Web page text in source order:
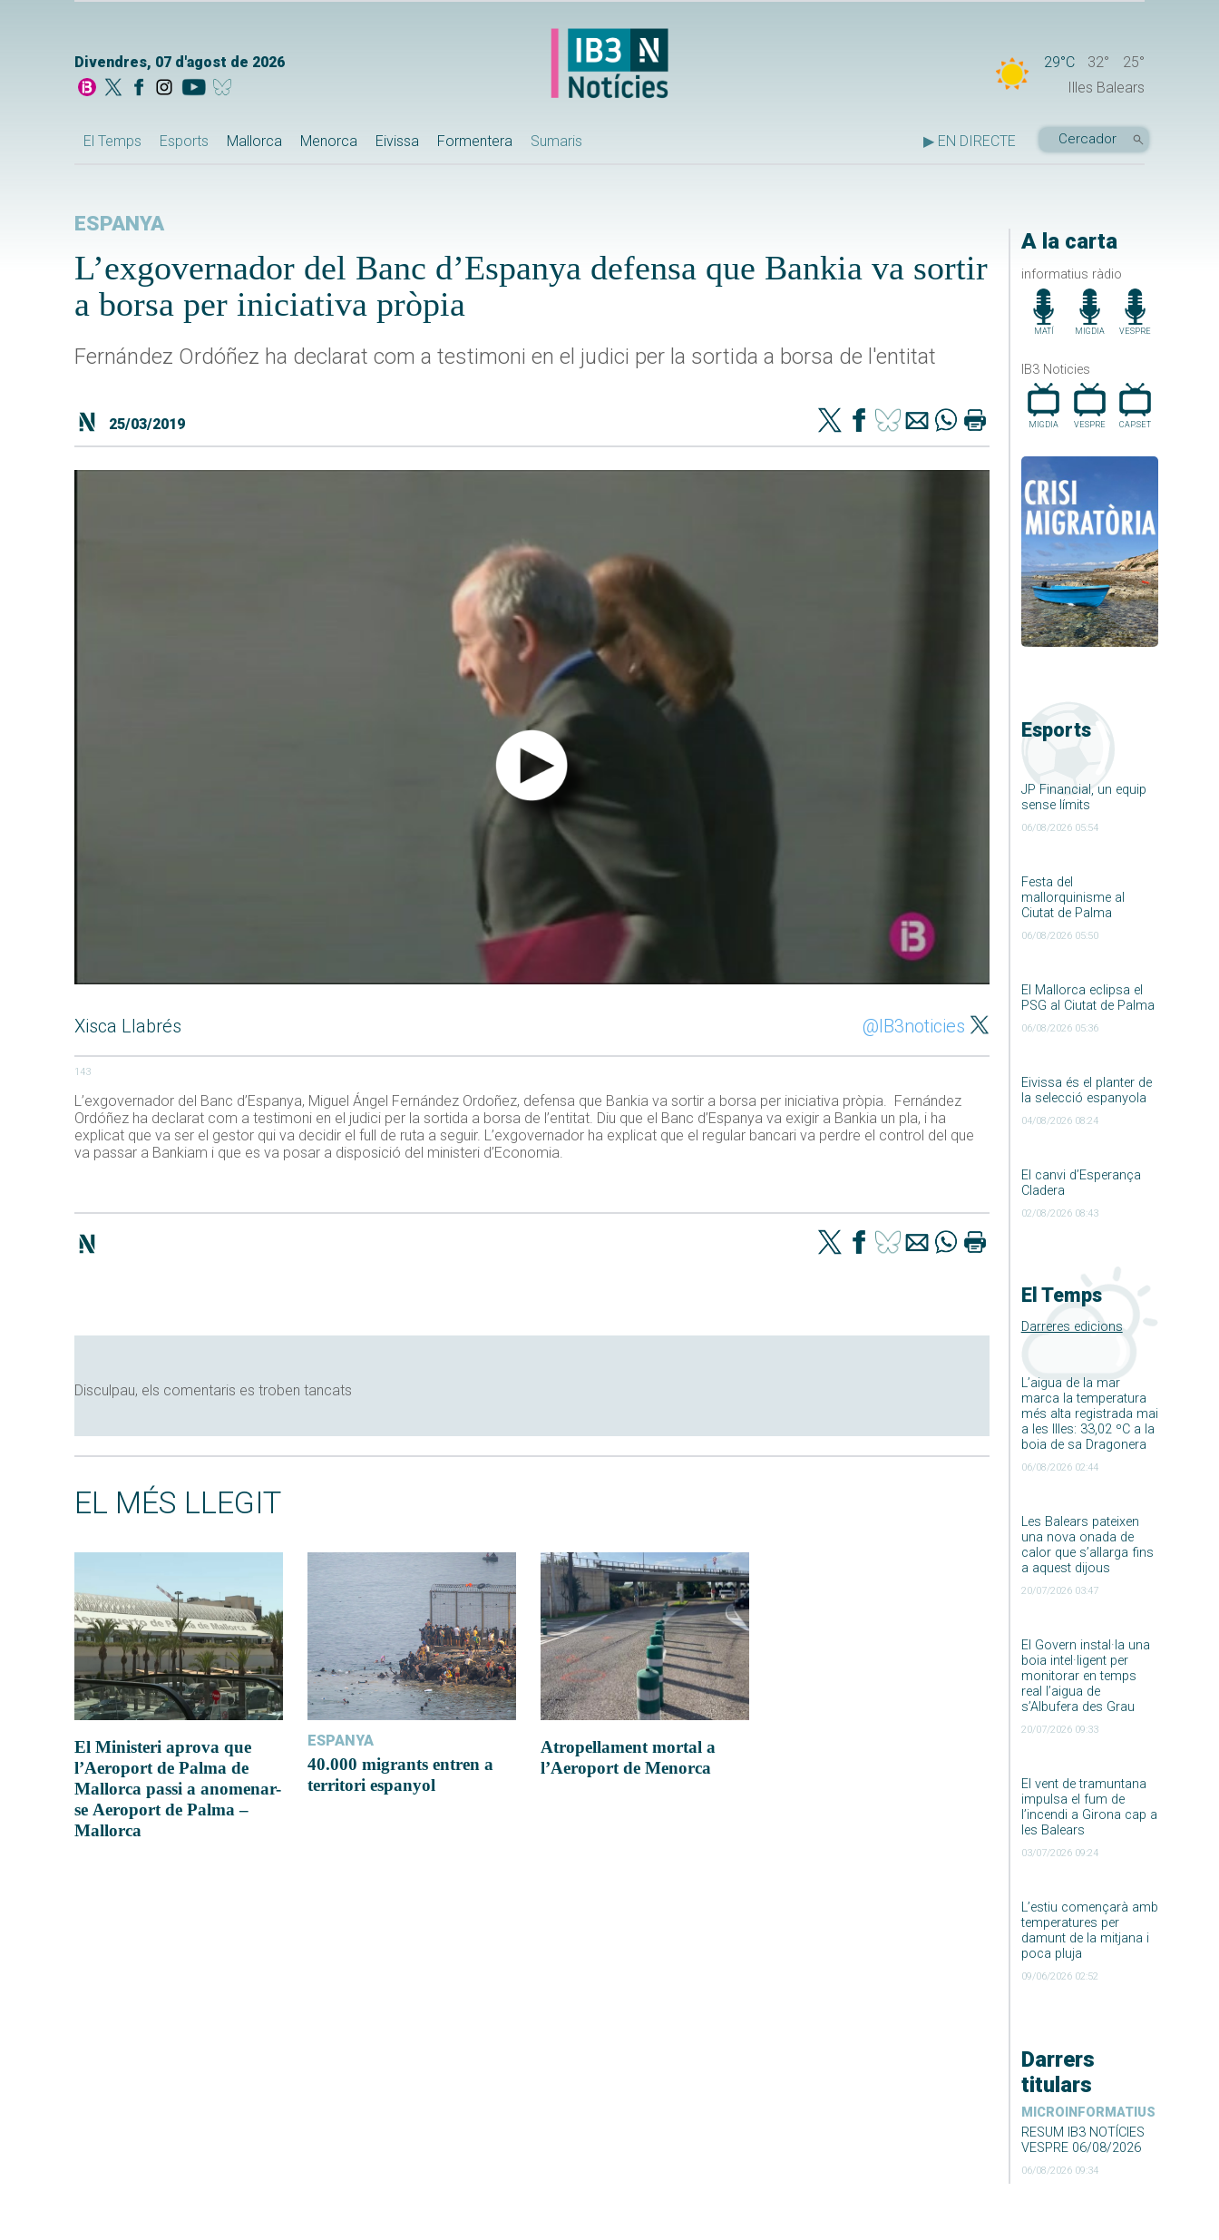
Divendres, 07 d'agost de 2026 29°C 32°
25°
Illes Balears
El Temps Esports Mallorca Menorca Eivissa Formentera Sumaris ▶ EN DIRECTE
A la carta
informatius ràdio
MATÍ MIGDIA VESPRE
IB3 Noticies
MIGDIA VESPRE CAP.SET
Esports
JP Financial, un equip
sense límits
06/08/2026 05:54
Festa del
mallorquinisme al
Ciutat de Palma
06/08/2026 05:50
El Mallorca eclipsa el
PSG al Ciutat de Palma
06/08/2026 05:36
Eivissa és el planter de
la selecció espanyola
04/08/2026 08:24
El canvi d’Esperança
Cladera
02/08/2026 08:43
El Temps
Darreres edicions
L’aigua de la mar
marca la temperatura
més alta registrada mai
a les Illes: 33,02 ºC a la
boia de sa Dragonera
06/08/2026 02:44
Les Balears pateixen
una nova onada de
calor que s’allarga fins
a aquest dijous
20/07/2026 03:47
El Govern instal·la una
boia intel·ligent per
monitorar en temps
real l’aigua de
s’Albufera des Grau
20/07/2026 09:33
El vent de tramuntana
impulsa el fum de
l’incendi a Girona cap a
les Balears
03/07/2026 09:24
L’estiu començarà amb
temperatures per
damunt de la mitjana i
poca pluja
09/06/2026 02:52
Darrers
titulars
MICROINFORMATIUS
RESUM IB3 NOTÍCIES
VESPRE 06/08/2026
06/08/2026 09:34
ESPANYA
L’exgovernador del Banc d’Espanya defensa que Bankia va sortir
a borsa per iniciativa pròpia
Fernández Ordóñez ha declarat com a testimoni en el judici per la sortida a borsa de l'entitat
25/03/2019
Xisca Llabrés @IB3noticies
143
L’exgovernador del Banc d’Espanya, Miguel Ángel Fernández Ordoñez, defensa que Bankia va sortir a borsa per iniciativa pròpia. Fernández
Ordóñez ha declarat com a testimoni en el judici per la sortida a borsa de l’entitat. Diu que el Banc d’Espanya va exigir a Bankia un pla, i ha
explicat que va ser el gestor qui va decidir el full de ruta a seguir. L’exgovernador ha explicat que el regular bancari va perdre el control del que
va passar a Bankiam i que es va posar a disposició del ministeri d’Economia.
Disculpau, els comentaris es troben tancats
EL MÉS LLEGIT
El Ministeri aprova que
l’Aeroport de Palma de
Mallorca passi a anomenar-
se Aeroport de Palma –
Mallorca
ESPANYA
40.000 migrants entren a
territori espanyol
Atropellament mortal a
l’Aeroport de Menorca